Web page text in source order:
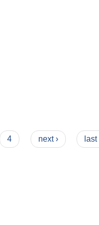
4 next › last